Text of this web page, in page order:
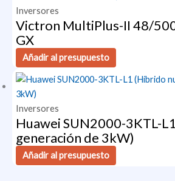
Inversores
Victron MultiPlus-II 48/
GX
Añadir al presupuesto
Inversores
Huawei SUN2000-3KTL-
generación de 3kW)
Añadir al presupuesto